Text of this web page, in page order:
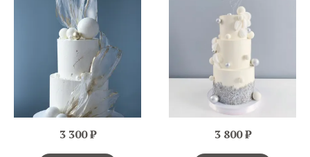
3 300 ₽ 3 800 ₽